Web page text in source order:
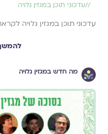
//עדכוני תוכן במגזין גלויה
עדכוני תוכן במגזין גלויה
מה חדש במגזין גלויה